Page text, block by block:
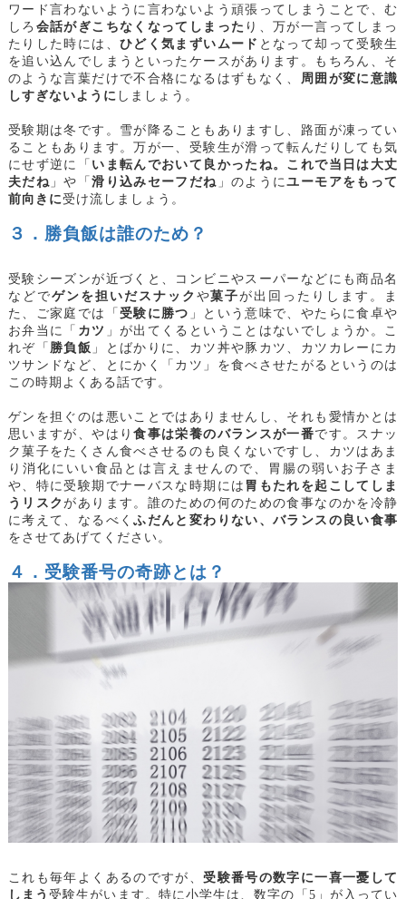
ワード言わないように言わないよう頑張ってしまうことで、む
しろ 会話がぎこちなくなってしまった り、万が一言ってしまっ
たりした時には、 ひどく気まずいムード となって却って受験生
を追い込んでしまうといったケースがあります。もちろん、そ
のような言葉だけで不合格になるはずもなく、 周囲が変に意識
しすぎないように しましょう。
受験期は冬です。雪が降ることもありますし、路面が凍ってい
ることもあります。万が一、受験生が滑って転んだりしても気
にせず逆に「 いま転んでおいて良かったね。これで当日は大丈
夫だね 」や「滑り込みセーフだね 」のようにユーモアをもって
前向きに受け流しましょう。
３．勝負飯は誰のため？
受験シーズンが近づくと、コンビニやスーパーなどにも商品名
などでゲンを担いだスナック や菓子が出回ったりします。ま
た、ご家庭では「 受験に勝つ 」という意味で、やたらに食卓や
お弁当に「 カツ 」が出てくるということはないでしょうか。こ
れぞ「 勝負飯 」とばかりに、カツ丼や豚カツ、カツカレーにカ
ツサンドなど、とにかく「カツ」を食べさせたがるというのは
この時期よくある話です。
ゲンを担ぐのは悪いことではありませんし、それも愛情かとは
思いますが、やはり食事は栄養のバランスが一番です。スナッ
ク菓子をたくさん食べさせるのも良くないですし、カツはあま
り消化にいい食品とは言えませんので、胃腸の弱いお子さま
や、特に受験期でナーバスな時期には 胃もたれを起こしてしま
うリスクがあります。誰のための何のための食事なのかを冷静
に考えて、なるべくふだんと変わりない、バランスの良い食事
をさせてあげてください。
４．受験番号の奇跡とは？
これも毎年よくあるのですが、受験番号の数字に一喜一憂して
しまう受験生がいます。特に小学生は、数字の「5」が入ってい